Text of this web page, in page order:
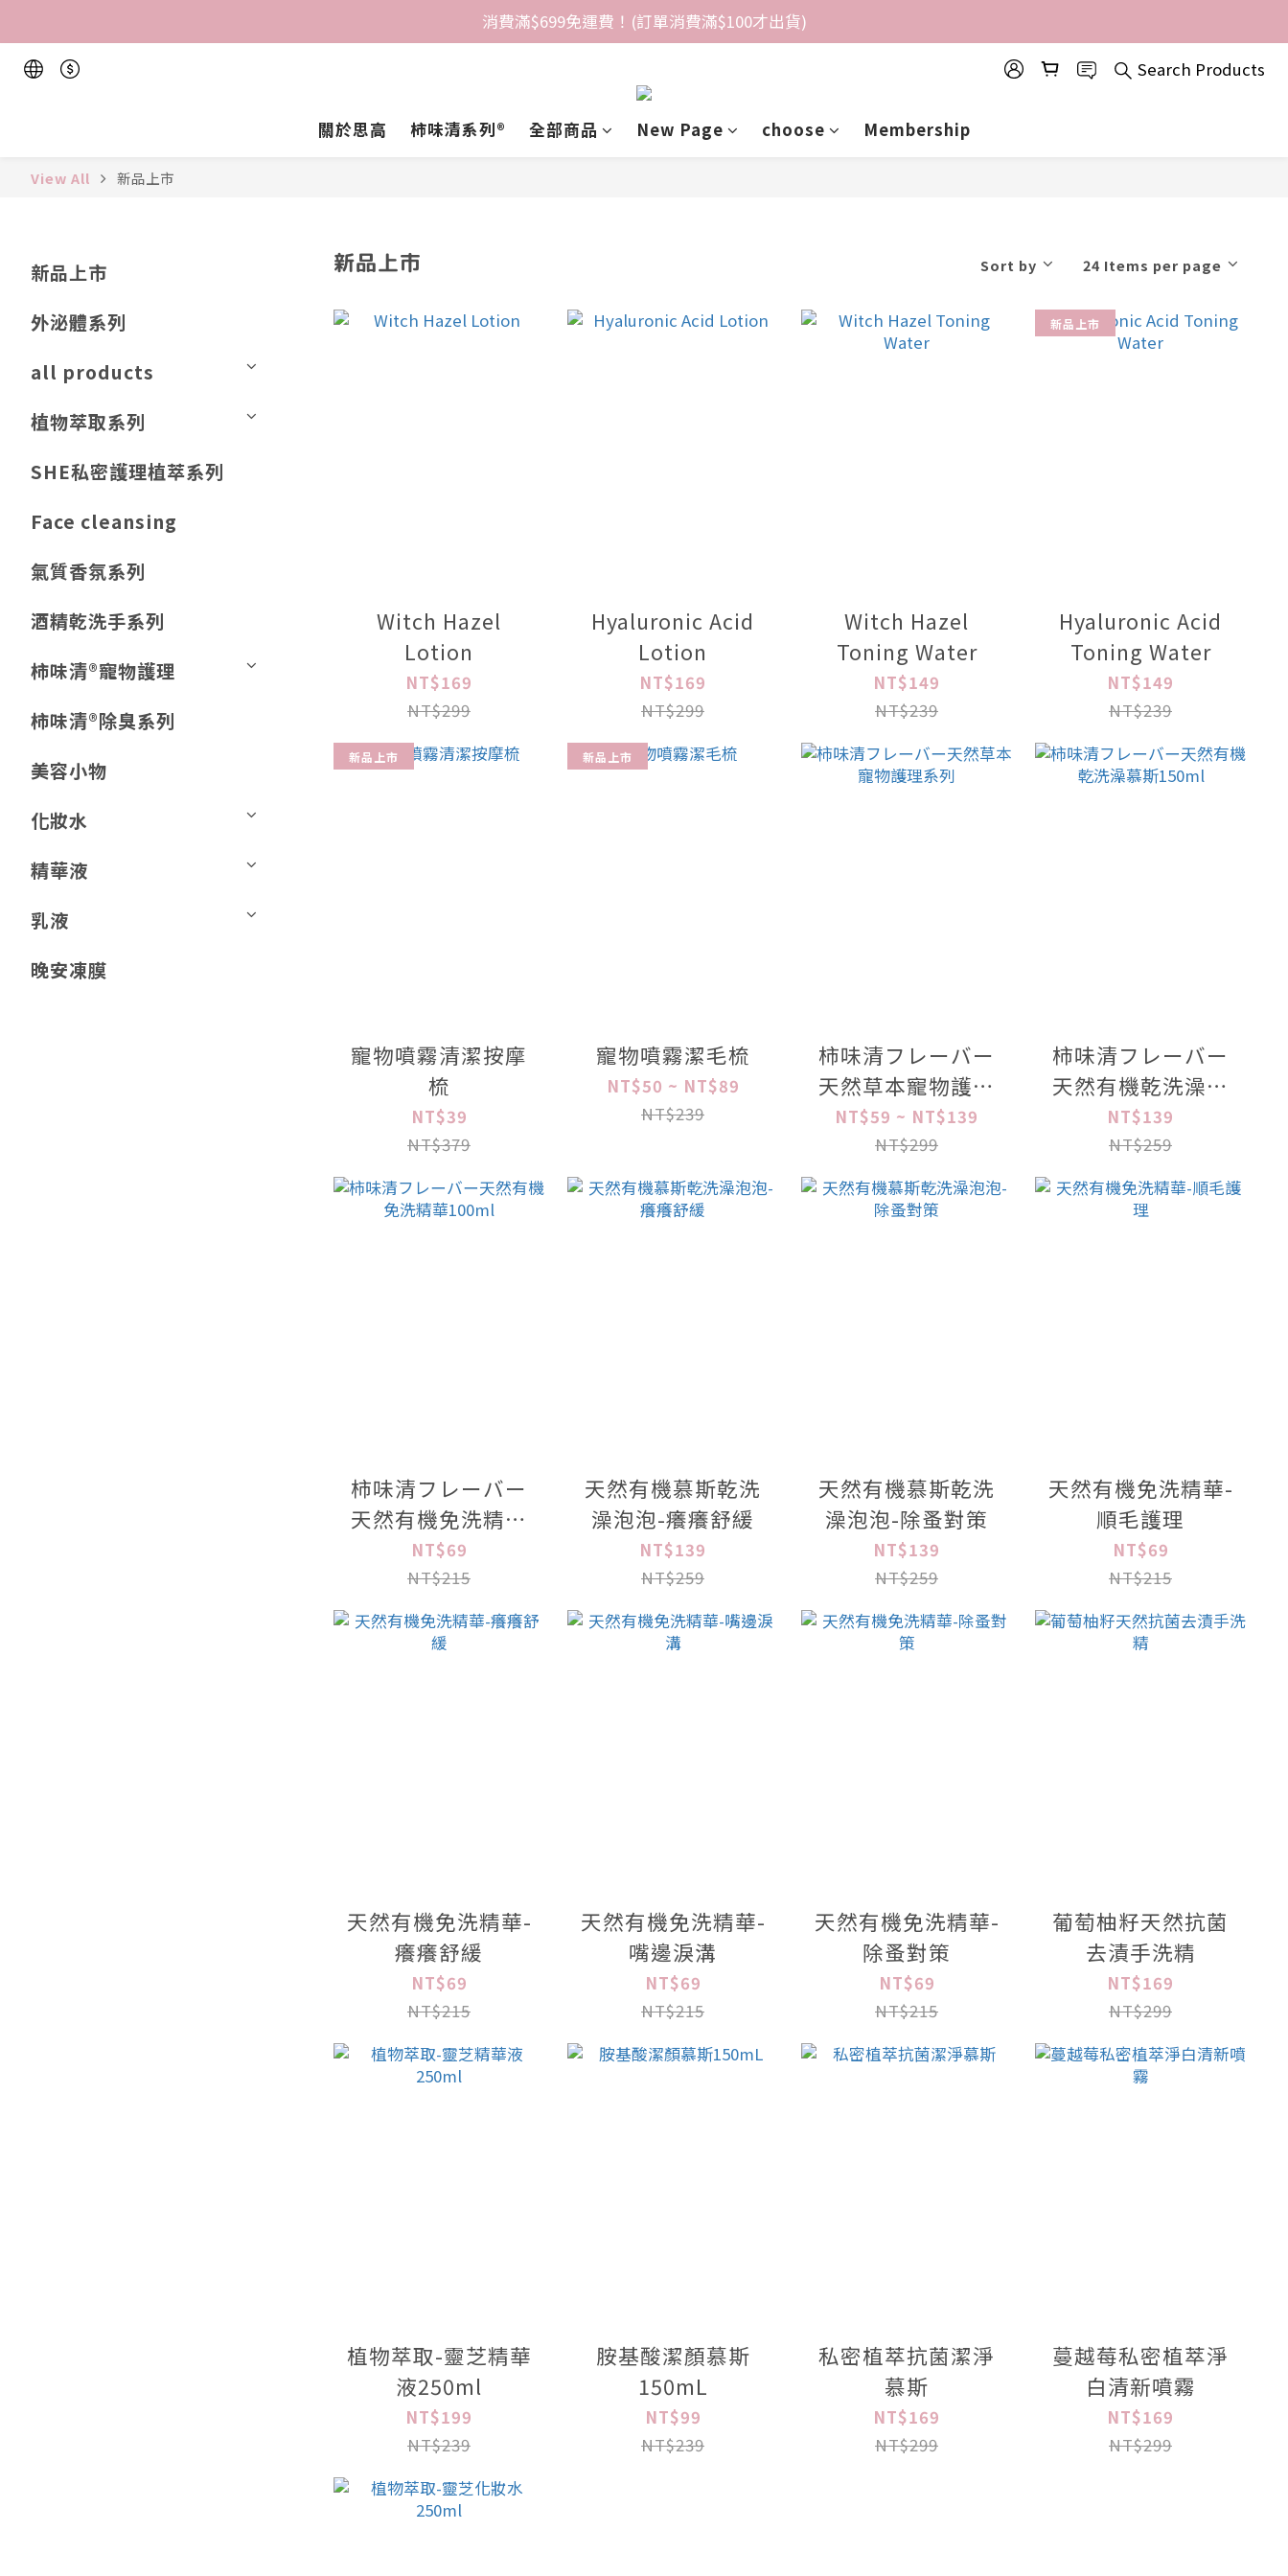
消費滿$699免運費！(訂單消費滿$100才出貨)
Search Products
關於思高 柿味清系列®️ 全部商品 New Page choose Membership
View All 新品上市
新品上市
外泌體系列
all products
植物萃取系列
SHE私密護理植萃系列
Face cleansing
氣質香氛系列
酒精乾洗手系列
柿味清®️寵物護理
柿味清®️除臭系列
美容小物
化妝水
精華液
乳液
晚安凍膜
新品上市 Sort by 24 Items per page
Witch Hazel
Lotion
NT$169
NT$299
Hyaluronic Acid
Lotion
NT$169
NT$299
Witch Hazel
Toning Water
NT$149
NT$239
新品上市
Hyaluronic Acid
Toning Water
NT$149
NT$239
新品上市
寵物噴霧清潔按摩
梳
NT$39
NT$379
新品上市
寵物噴霧潔毛梳
NT$50 ~ NT$89
NT$239
柿味清フレーバー
天然草本寵物護理
系列
NT$59 ~ NT$139
NT$299
柿味清フレーバー
天然有機乾洗澡慕
斯150ml
NT$139
NT$259
柿味清フレーバー
天然有機免洗精華
100ml
NT$69
NT$215
天然有機慕斯乾洗
澡泡泡-癢癢舒緩
NT$139
NT$259
天然有機慕斯乾洗
澡泡泡-除蚤對策
NT$139
NT$259
天然有機免洗精華-
順毛護理
NT$69
NT$215
天然有機免洗精華-
癢癢舒緩
NT$69
NT$215
天然有機免洗精華-
嘴邊淚溝
NT$69
NT$215
天然有機免洗精華-
除蚤對策
NT$69
NT$215
葡萄柚籽天然抗菌
去漬手洗精
NT$169
NT$299
植物萃取-靈芝精華
液250ml
NT$199
NT$239
胺基酸潔顏慕斯
150mL
NT$99
NT$239
私密植萃抗菌潔淨
慕斯
NT$169
NT$299
蔓越莓私密植萃淨
白清新噴霧
NT$169
NT$299